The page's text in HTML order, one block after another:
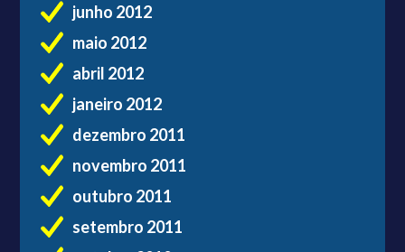
junho 2012
maio 2012
abril 2012
janeiro 2012
dezembro 2011
novembro 2011
outubro 2011
setembro 2011